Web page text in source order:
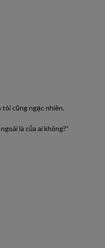
cũng ngạc nhiên.
là của ai không?”